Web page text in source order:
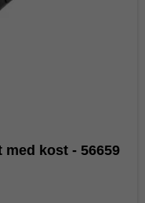
kost - 56659